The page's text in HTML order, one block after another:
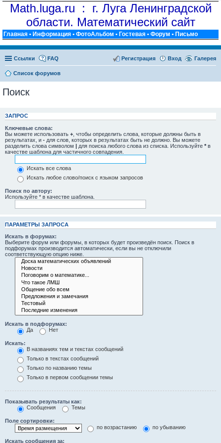
Math.luga.ru : г. Луга Ленинградской
области. Математический сайт
Главная • Информация • ФотоАльбом • Гостевая • Форум • Письмо
Ссылки Галерея
FAQ Вход
Регистрация
Список форумов
Поиск
ЗАПРОС
Ключевые слова:
Вы можете использовать + , чтобы определить слова, которые должны быть в
результатах, и - для слов, которых в результатах быть не должно. Вы можете
разделить слова символом | для поиска любого слова из списка. Используйте * в
качестве шаблона для частичного совпадения.
Искать все слова
Искать любое слово/поиск с языком запросов
Поиск по автору:
Используйте * в качестве шаблона.
ПАРАМЕТРЫ ЗАПРОСА
Искать в форумах:
Выберите форум или форумы, в которых будет произведён поиск. Поиск в
подфорумах производится автоматически, если вы не отключили
соответствующую опцию ниже.
Искать в подфорумах:
Да
Нет
Искать:
В названиях тем и текстах сообщений
Только в текстах сообщений
Только по названию темы
Только в первом сообщении темы
Показывать результаты как:
Сообщения
Темы
Поле сортировки:
по возрастанию
по убыванию
Искать сообщения за: